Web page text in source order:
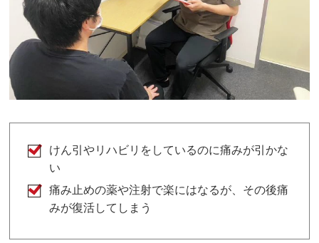
けん引やリハビリをしているのに痛みが引かな
い
痛み止めの薬や注射で楽にはなるが、その後痛
みが復活してしまう